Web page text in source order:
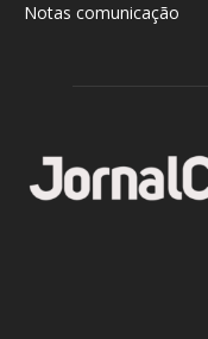
Notas comunicação